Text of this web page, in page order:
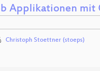
Applikationen mit
Christoph Stoettner (stoeps)